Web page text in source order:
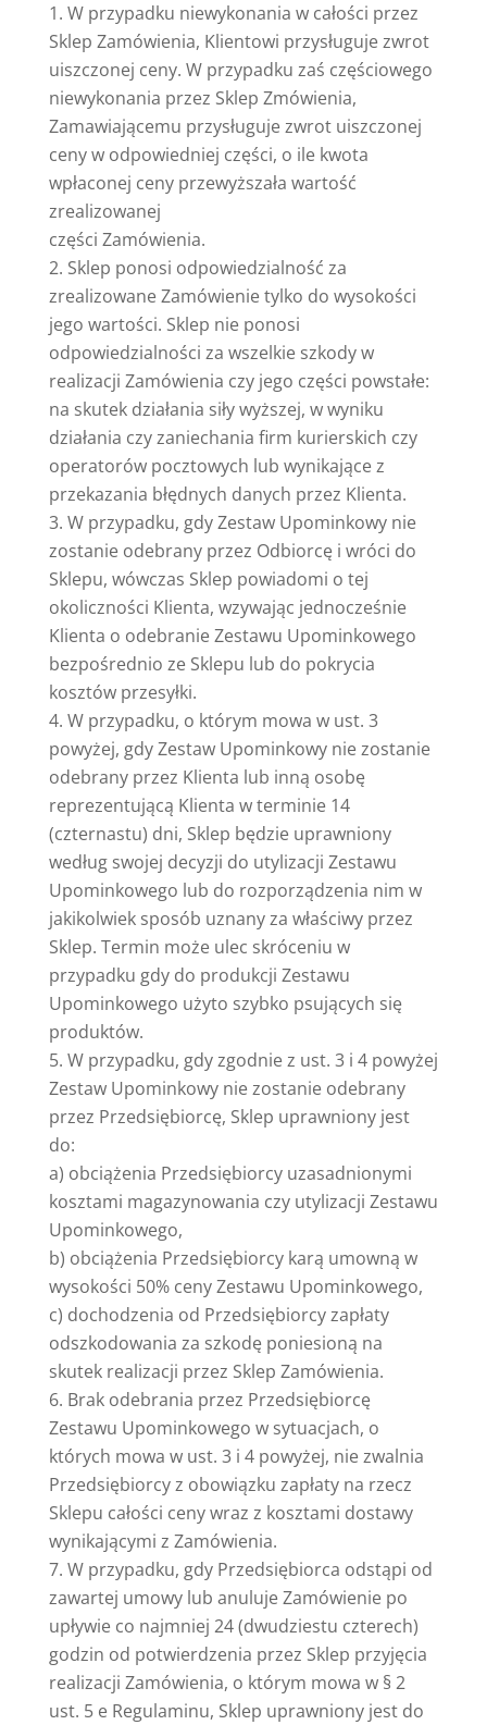
W przypadku niewykonania w całości przez
Sklep Zamówienia, Klientowi przysługuje zwrot
uiszczonej ceny. W przypadku zaś częściowego
niewykonania przez Sklep Zmówienia,
Zamawiającemu przysługuje zwrot uiszczonej
ceny w odpowiedniej części, o ile kwota
wpłaconej ceny przewyższała wartość
zrealizowanej
części Zamówienia.
Sklep ponosi odpowiedzialność za
zrealizowane Zamówienie tylko do wysokości
jego wartości. Sklep nie ponosi
odpowiedzialności za wszelkie szkody w
realizacji Zamówienia czy jego części powstałe:
na skutek działania siły wyższej, w wyniku
działania czy zaniechania firm kurierskich czy
operatorów pocztowych lub wynikające z
przekazania błędnych danych przez Klienta.
W przypadku, gdy Zestaw Upominkowy nie
zostanie odebrany przez Odbiorcę i wróci do
Sklepu, wówczas Sklep powiadomi o tej
okoliczności Klienta, wzywając jednocześnie
Klienta o odebranie Zestawu Upominkowego
bezpośrednio ze Sklepu lub do pokrycia
kosztów przesyłki.
W przypadku, o którym mowa w ust. 3
powyżej, gdy Zestaw Upominkowy nie zostanie
odebrany przez Klienta lub inną osobę
reprezentującą Klienta w terminie 14
(czternastu) dni, Sklep będzie uprawniony
według swojej decyzji do utylizacji Zestawu
Upominkowego lub do rozporządzenia nim w
jakikolwiek sposób uznany za właściwy przez
Sklep. Termin może ulec skróceniu w
przypadku gdy do produkcji Zestawu
Upominkowego użyto szybko psujących się
produktów.
W przypadku, gdy zgodnie z ust. 3 i 4 powyżej
Zestaw Upominkowy nie zostanie odebrany
przez Przedsiębiorcę, Sklep uprawniony jest
do:
a) obciążenia Przedsiębiorcy uzasadnionymi
kosztami magazynowania czy utylizacji Zestawu
Upominkowego,
b) obciążenia Przedsiębiorcy karą umowną w
wysokości 50% ceny Zestawu Upominkowego,
c) dochodzenia od Przedsiębiorcy zapłaty
odszkodowania za szkodę poniesioną na
skutek realizacji przez Sklep Zamówienia.
Brak odebrania przez Przedsiębiorcę
Zestawu Upominkowego w sytuacjach, o
których mowa w ust. 3 i 4 powyżej, nie zwalnia
Przedsiębiorcy z obowiązku zapłaty na rzecz
Sklepu całości ceny wraz z kosztami dostawy
wynikającymi z Zamówienia.
W przypadku, gdy Przedsiębiorca odstąpi od
zawartej umowy lub anuluje Zamówienie po
upływie co najmniej 24 (dwudziestu czterech)
godzin od potwierdzenia przez Sklep przyjęcia
realizacji Zamówienia, o którym mowa w § 2
ust. 5 e Regulaminu, Sklep uprawniony jest do